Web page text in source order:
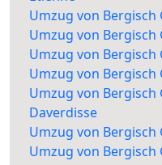
Umzug von Bergisch
Umzug von Bergisch
Umzug von Bergisch
Umzug von Bergisch
Umzug von Bergisch
Daverdisse
Umzug von Bergisch
Umzug von Bergisch